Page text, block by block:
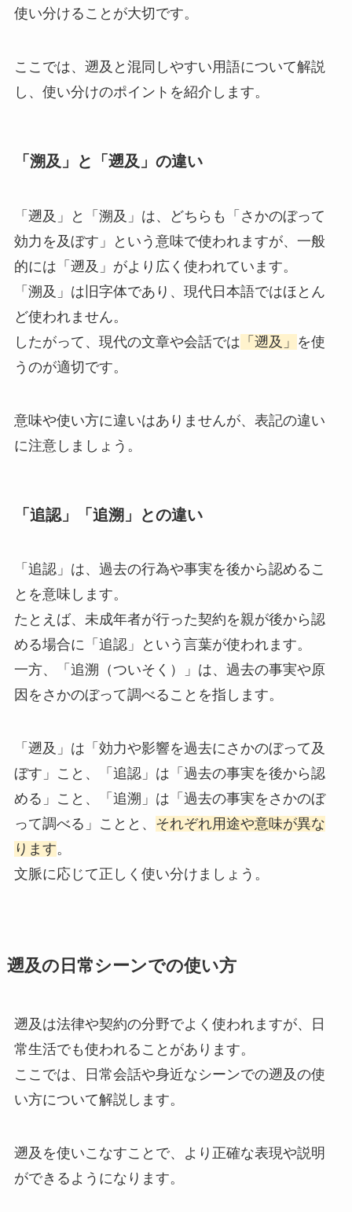
使い分けることが大切です。
ここでは、遡及と混同しやすい用語について解説
し、使い分けのポイントを紹介します。
「溯及」と「遡及」の違い
「遡及」と「溯及」は、どちらも「さかのぼって
効力を及ぼす」という意味で使われますが、一般
的には「遡及」がより広く使われています。
「溯及」は旧字体であり、現代日本語ではほとん
ど使われません。
したがって、現代の文章や会話では 「遡及」 を使
うのが適切です。
意味や使い方に違いはありませんが、表記の違い
に注意しましょう。
「追認」「追溯」との違い
「追認」は、過去の行為や事実を後から認めるこ
とを意味します。
たとえば、未成年者が行った契約を親が後から認
める場合に「追認」という言葉が使われます。
一方、「追溯（ついそく）」は、過去の事実や原
因をさかのぼって調べることを指します。
「遡及」は「効力や影響を過去にさかのぼって及
ぼす」こと、「追認」は「過去の事実を後から認
める」こと、「追溯」は「過去の事実をさかのぼ
って調べる」ことと、 それぞれ用途や意味が異な
ります。
文脈に応じて正しく使い分けましょう。
遡及の日常シーンでの使い方
遡及は法律や契約の分野でよく使われますが、日
常生活でも使われることがあります。
ここでは、日常会話や身近なシーンでの遡及の使
い方について解説します。
遡及を使いこなすことで、より正確な表現や説明
ができるようになります。